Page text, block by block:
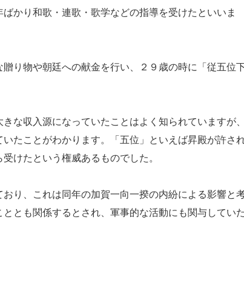
かり和歌・連歌・歌学などの指導を受けたといいま
り物や朝廷への献金を行い、２９歳の時に「従五位
な収入源になっていたことはよく知られていますが
たことがわかります。「五位」といえば昇殿が許さ
けたという権威あるものでした。
り、これは同年の加賀一向一揆の内紛による影響と
とも関係するとされ、軍事的な活動にも関与してい